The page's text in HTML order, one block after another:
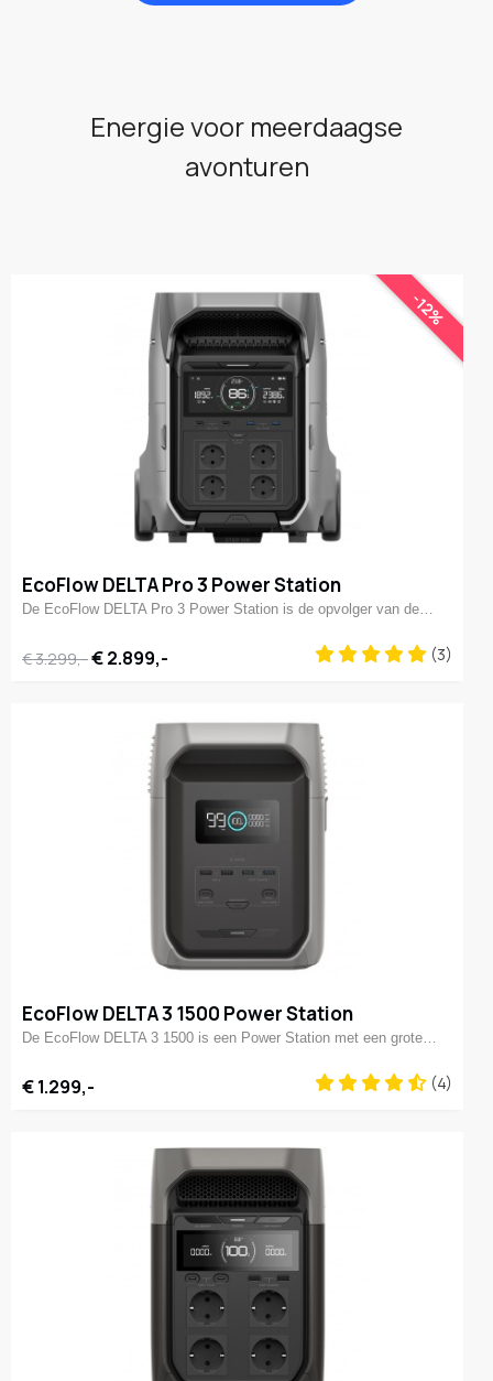
Energie voor meerdaagse
avonturen
-12%
EcoFlow DELTA Pro 3 Power Station
De EcoFlow DELTA Pro 3 Power Station is de opvolger van de…
€ 3.299,-€ 2.899,- (3)
EcoFlow DELTA 3 1500 Power Station
De EcoFlow DELTA 3 1500 is een Power Station met een grote…
€ 1.299,- (4)